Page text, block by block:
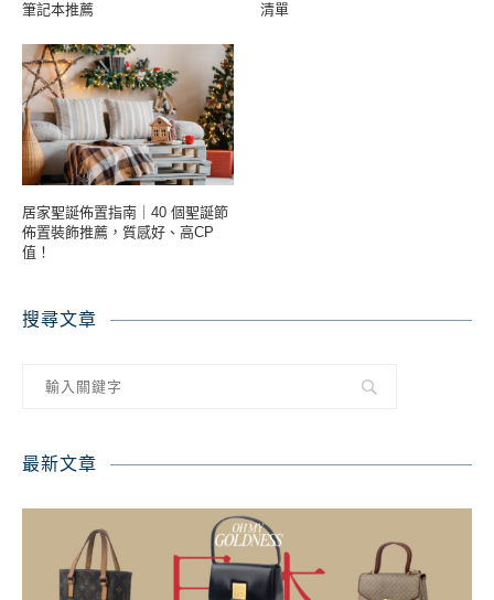
筆記本推薦
清單
居家聖誕佈置指南｜40 個聖誕節
佈置裝飾推薦，質感好、高CP
值！
搜尋文章
最新文章